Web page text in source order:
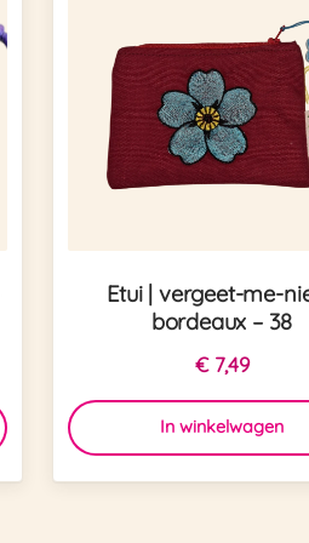
Etui | vergeet-me-
bordeaux – 38
€7,49
In winkelwagen